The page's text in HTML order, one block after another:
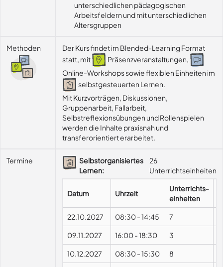
unterschiedlichen pädagogischen
Arbeitsfeldern und mit unterschiedlichen
Altersgruppen
Methoden
Der Kurs findet im Blended-Learning Format
statt, mit
Präsenzveranstaltungen,
Online-Workshops sowie flexiblen Einheiten im
selbstgesteuerten Lernen.
Mit Kurzvorträgen, Diskussionen,
Gruppenarbeit, Fallarbeit,
Selbstreflexionsübungen und Rollenspielen
werden die Inhalte praxisnah und
transferorientiert erarbeitet.
Termine
Selbstorganisiertes
Lernen:
26
Unterrichtseinheiten
Datum Uhrzeit
Unterrichts-
einheiten
22.10.2027 08:30-14:45 7
09.11.2027 16:00-18:30 3
10.12.2027 08:30-15:30 8